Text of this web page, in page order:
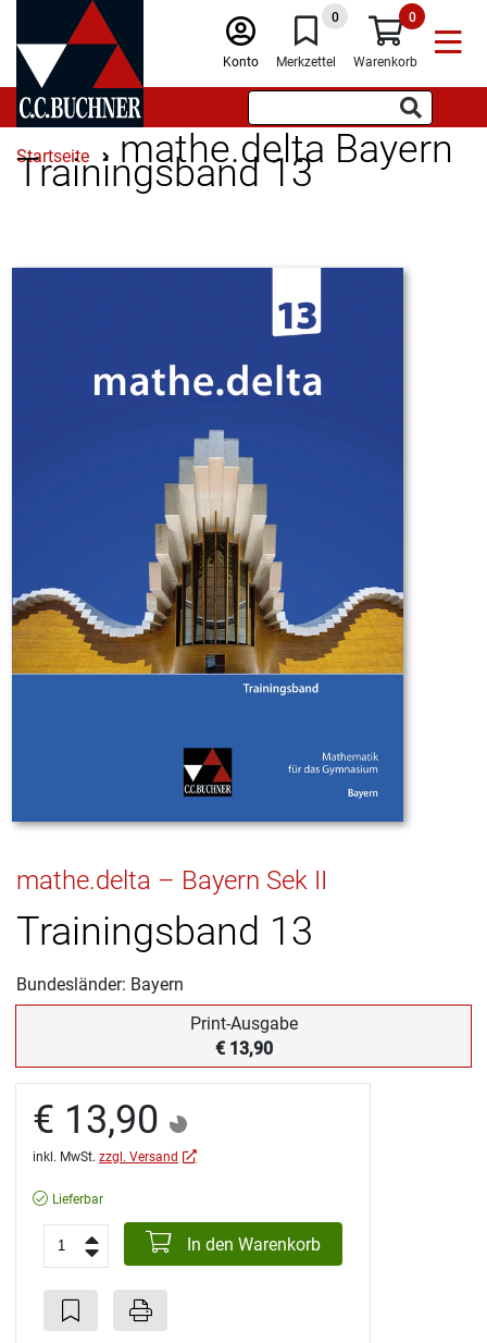
Konto
0
Merkzettel
0
Warenkorb
Startseite mathe.delta Bayern
Trainingsband 13
mathe.delta – Bayern Sek II
Trainingsband 13
Bundesländer: Bayern
Print-Ausgabe
€ 13,90
€ 13,90
inkl. MwSt. zzgl. Versand
Lieferbar
In den Warenkorb